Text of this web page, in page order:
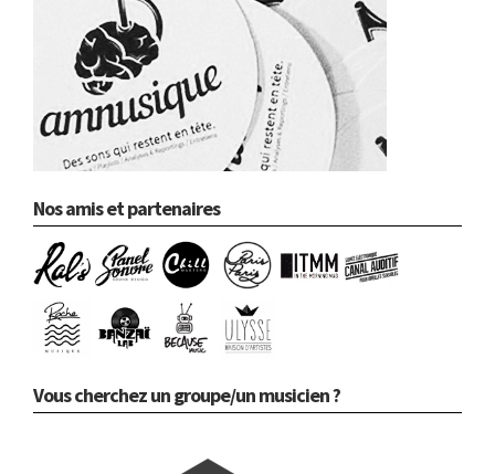
Nos amis et partenaires
Vous cherchez un groupe/un musicien ?